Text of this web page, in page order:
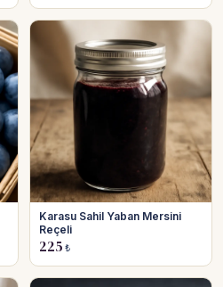
Karasu Sahil Yaban Mersini
Reçeli
225 ₺